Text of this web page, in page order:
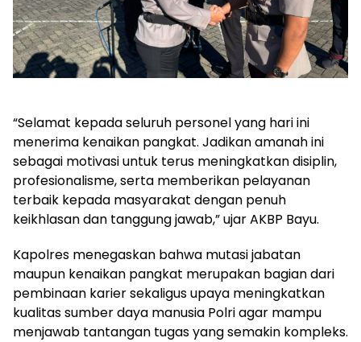
“Selamat kepada seluruh personel yang hari ini
menerima kenaikan pangkat. Jadikan amanah ini
sebagai motivasi untuk terus meningkatkan disiplin,
profesionalisme, serta memberikan pelayanan
terbaik kepada masyarakat dengan penuh
keikhlasan dan tanggung jawab,” ujar AKBP Bayu.
Kapolres menegaskan bahwa mutasi jabatan
maupun kenaikan pangkat merupakan bagian dari
pembinaan karier sekaligus upaya meningkatkan
kualitas sumber daya manusia Polri agar mampu
menjawab tantangan tugas yang semakin kompleks.